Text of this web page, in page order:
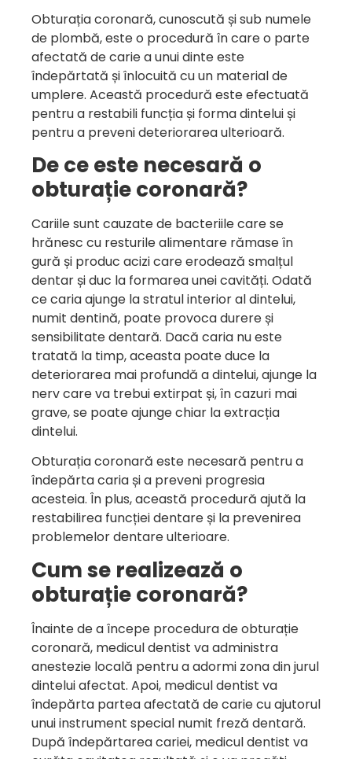
Obturația coronară, cunoscută și sub numele
de plombă, este o procedură în care o parte
afectată de carie a unui dinte este
îndepărtată și înlocuită cu un material de
umplere. Această procedură este efectuată
pentru a restabili funcția și forma dintelui și
pentru a preveni deteriorarea ulterioară.
De ce este necesară o
obturație coronară?
Cariile sunt cauzate de bacteriile care se
hrănesc cu resturile alimentare rămase în
gură și produc acizi care erodează smalțul
dentar și duc la formarea unei cavități. Odată
ce caria ajunge la stratul interior al dintelui,
numit dentină, poate provoca durere și
sensibilitate dentară. Dacă caria nu este
tratată la timp, aceasta poate duce la
deteriorarea mai profundă a dintelui, ajunge la
nerv care va trebui extirpat și, în cazuri mai
grave, se poate ajunge chiar la extracția
dintelui.
Obturația coronară este necesară pentru a
îndepărta caria și a preveni progresia
acesteia. În plus, această procedură ajută la
restabilirea funcției dentare și la prevenirea
problemelor dentare ulterioare.
Cum se realizează o
obturație coronară?
Înainte de a începe procedura de obturație
coronară, medicul dentist va administra
anestezie locală pentru a adormi zona din jurul
dintelui afectat. Apoi, medicul dentist va
îndepărta partea afectată de carie cu ajutorul
unui instrument special numit freză dentară.
După îndepărtarea cariei, medicul dentist va